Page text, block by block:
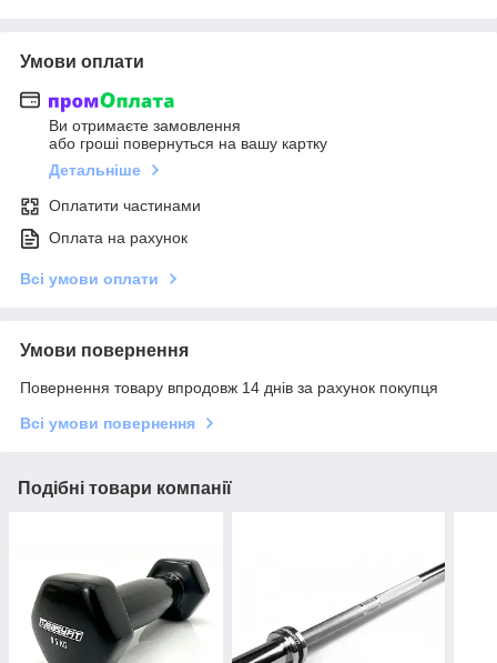
Умови оплати
Ви отримаєте замовлення
або гроші повернуться на вашу картку
Детальніше
Оплатити частинами
Оплата на рахунок
Всі умови оплати
Умови повернення
Повернення товару впродовж 14 днів за рахунок покупця
Всі умови повернення
Подібні товари компанії